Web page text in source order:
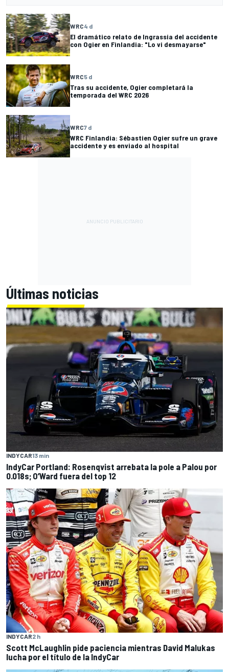
WRC4 d
El dramático relato de Ingrassia del accidente
con Ogier en Finlandia: "Lo vi desmayarse"
WRC5 d
Tras su accidente, Ogier completará la
temporada del WRC 2026
WRC7 d
WRC Finlandia: Sébastien Ogier sufre un grave
accidente y es enviado al hospital
Últimas noticias
INDYCAR13 min
IndyCar Portland: Rosenqvist arrebata la pole a Palou por
0.018s; O’Ward fuera del top 12
INDYCAR2 h
Scott McLaughlin pide paciencia mientras David Malukas
lucha por el título de la IndyCar